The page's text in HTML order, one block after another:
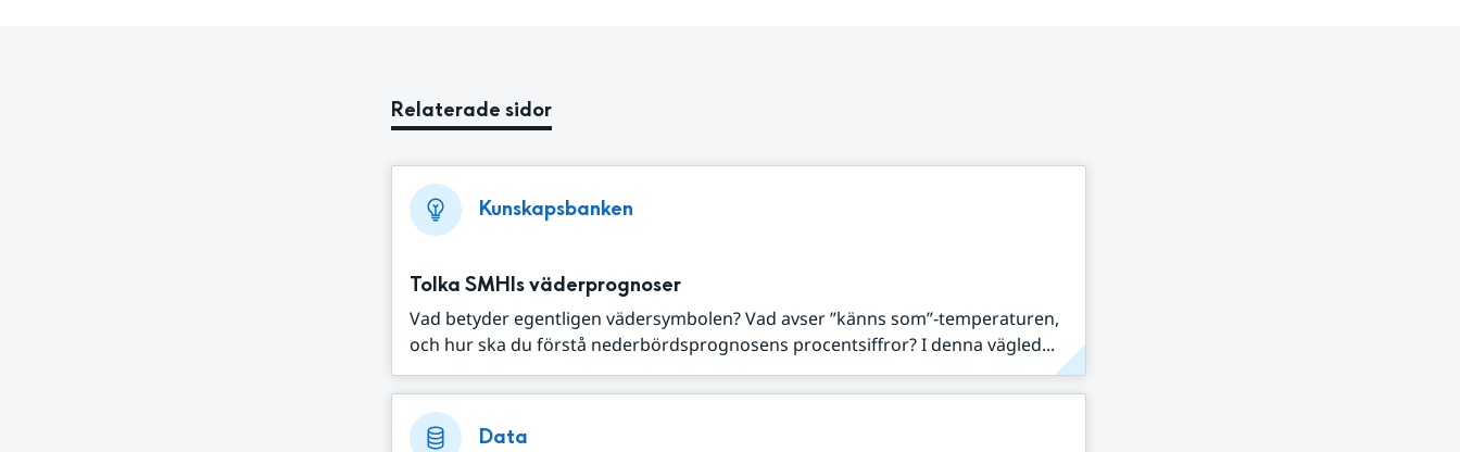
Relaterade sidor
Kunskapsbanken
Tolka SMHIs väderprognoser
Vad betyder egentligen vädersymbolen? Vad avser ”känns som”-temperaturen,
och hur ska du förstå nederbördsprognosens procentsiffror? I denna vägled...
Data